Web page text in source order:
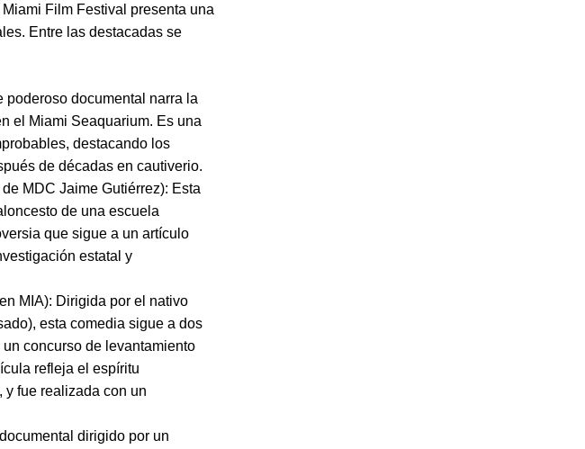
Film Festival presenta una
Entre las destacadas se
poderoso documental narra la
el Miami Seaquarium. Es una
destacando los
de décadas en cautiverio.
MDC Jaime Gutiérrez): Esta
de una escuela
que sigue a un artículo
estatal y
MIA): Dirigida por el nativo
esta comedia sigue a dos
concurso de levantamiento
refleja el espíritu
y fue realizada con un
dirigido por un